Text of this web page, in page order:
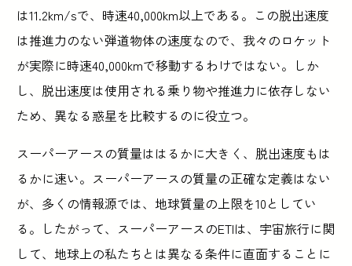
は11.2km/sで、時速40,000km以上である。この脱出速度
は推進力のない弾道物体の速度なので、我々のロケット
が実際に時速40,000kmで移動するわけではない。しか
し、脱出速度は使用される乗り物や推進力に依存しない
ため、異なる惑星を比較するのに役立つ。
スーパーアースの質量ははるかに大きく、脱出速度もは
るかに速い。スーパーアースの質量の正確な定義はない
が、多くの情報源では、地球質量の上限を10としてい
る。したがって、スーパーアースのETIは、宇宙旅行に関
して、地球上の私たちとは異なる条件に直面することに